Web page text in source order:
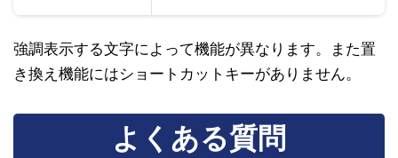
強調表示する文字によって機能が異なります。また置
き換え機能にはショートカットキーがありません。
よくある質問